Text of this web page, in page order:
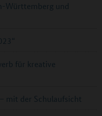
Württemberg und
für kreative
mit der Schulaufsicht